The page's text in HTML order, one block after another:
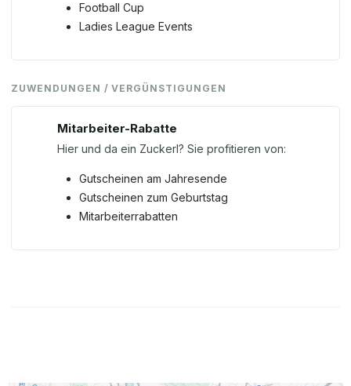
Football Cup
Ladies League Events
ZUWENDUNGEN / VERGÜNSTIGUNGEN
Mitarbeiter-Rabatte
Hier und da ein Zuckerl? Sie profitieren von:
Gutscheinen am Jahresende
Gutscheinen zum Geburtstag
Mitarbeiterrabatten